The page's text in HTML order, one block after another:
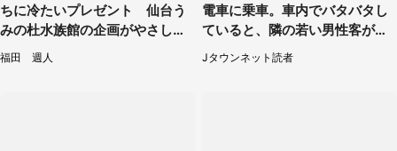
ちに冷たいプレゼント 仙台う
みの杜水族館の企画がやさしい
【7／31～8／23】
福田 週人
電車に乗車。車内でバタバタし
ていると、隣の若い男性客が
（神奈川県・70代女性）
Jタウンネット読者